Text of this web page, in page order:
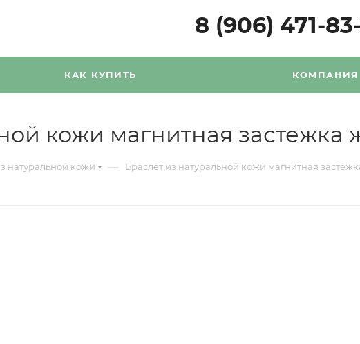
8 (906) 471-
КАК КУПИТЬ КОМПАНИЯ
кожи магнитная
натуральной кожи — Браслет из натуральной кожи магнитная